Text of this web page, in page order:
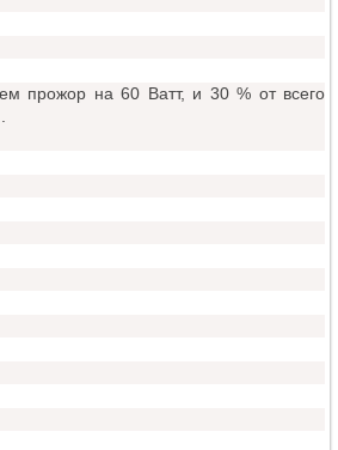
прожор на 60 Ватт, и 30 % от всего